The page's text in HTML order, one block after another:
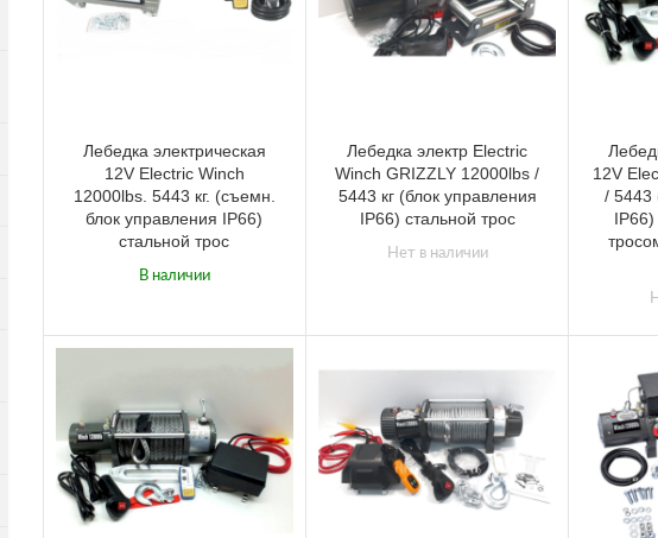
Лебедка электрическая
12V Electric Winch
12000lbs. 5443 кг. (cъемн.
блок управления IP66)
стальной трос
В наличии
Лебедка электр Electric
Winch GRIZZLY 12000lbs /
5443 кг (блок управления
IP66) стальной трос
Нет в наличии
12V
/ 5443
IP66)